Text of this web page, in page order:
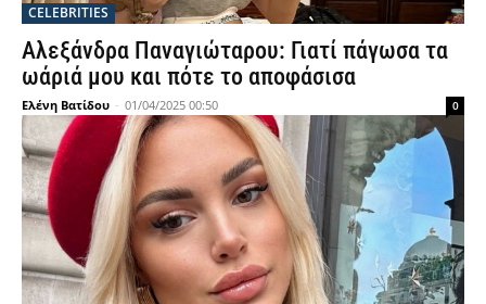
CELEBRITIES
Αλεξάνδρα Παναγιώταρου: Γιατί πάγωσα τα
ωάριά μου και πότε το αποφάσισα
Ελένη Βατίδου - 01/04/2025 00:50 0